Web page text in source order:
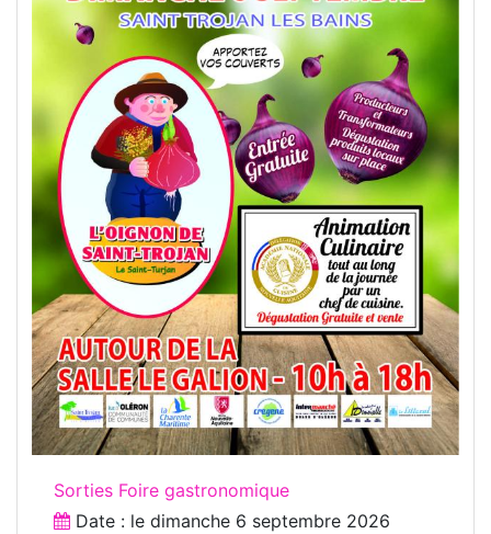
Sorties Foire gastronomique
Date : le dimanche 6 septembre 2026